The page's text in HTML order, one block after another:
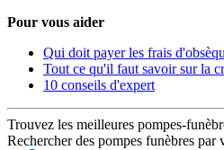
Pour vous aider
Qui doit payer les frais
Tout ce qu'il faut savoir sur la
10 conseils d'expert
Trouvez les meilleures pompes-
Rechercher des pompes funèbres par